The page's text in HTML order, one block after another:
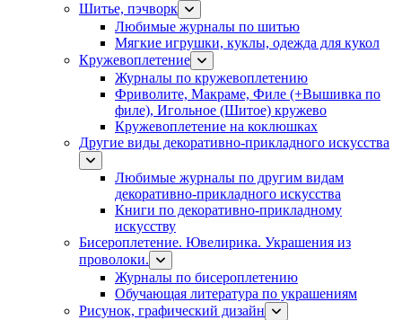
Шитье, пэчворк
Любимые журналы по шитью
Мягкие игрушки, куклы, одежда для кукол
Кружевоплетение
Журналы по кружевоплетению
Фриволите, Макраме, Филе (+Вышивка по
филе), Игольное (Шитое) кружево
Кружевоплетение на коклюшках
Другие виды декоративно-прикладного искусства
Любимые журналы по другим видам
декоративно-прикладного искусства
Книги по декоративно-прикладному
искусству
Бисероплетение. Ювелирика. Украшения из
проволоки.
Журналы по бисероплетению
Обучающая литература по украшениям
Рисунок, графический дизайн